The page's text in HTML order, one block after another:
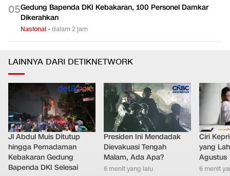
05Gedung Bapenda DKI Kebakaran, 100 Personel Damkar
Dikerahkan
Nasional •dalam 2 jam
LAINNYA DARI DETIKNETWORK
Jl Abdul Muis Ditutup
hingga Pemadaman
Kebakaran Gedung
Bapenda DKI Selesai
Presiden Ini Mendadak
Dievakuasi Tengah
Malam, Ada Apa?
6 menit yang lalu
Ciri
yang
Agustus
6 menit